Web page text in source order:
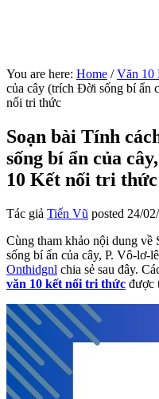
You are here: Home / Văn 10
của cây (trích Đời sống bí ẩn
nối tri thức
Soạn bài Tính
sống bí ẩn của
10 Kết nối tri thức
Tác giả Tiến Vũ posted 24/
Cùng tham khảo nội dung về
sống bí ẩn của cây, P. Vô-lơ-
Onthidgnl chia sẻ sau đây.
văn 10 kết nối tri thức được